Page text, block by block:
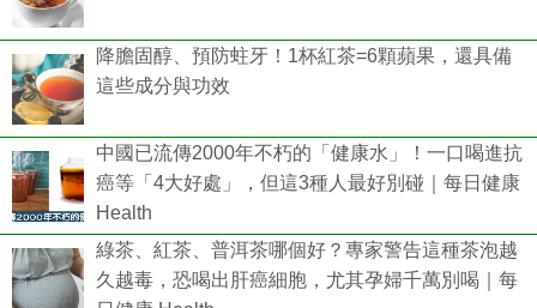
降膽固醇、預防蛀牙！1杯紅茶=6顆蘋果，還具備
這些成分與功效
中國已流傳2000年不朽的「健康水」！一口喝進抗
癌等「4大好處」，但這3種人最好別碰｜每日健康
Health
綠茶、紅茶、普洱茶哪個好？專家警告這種茶泡越
久越毒，恐喝出肝癌細胞，尤其孕婦千萬別喝｜每